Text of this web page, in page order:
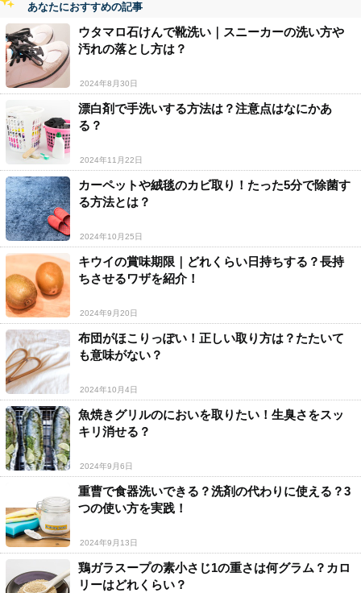
あなたにおすすめの記事
ウタマロ石けんで靴洗い｜スニーカーの洗い方や
汚れの落とし方は？
2024年8月30日
漂白剤で手洗いする方法は？注意点はなにかあ
る？
2024年11月22日
カーペットや絨毯のカビ取り！たった5分で除菌す
る方法とは？
2024年10月25日
キウイの賞味期限｜どれくらい日持ちする？長持
ちさせるワザを紹介！
2024年9月20日
布団がほこりっぽい！正しい取り方は？たたいて
も意味がない？
2024年10月4日
魚焼きグリルのにおいを取りたい！生臭さをスッ
キリ消せる？
2024年9月6日
重曹で食器洗いできる？洗剤の代わりに使える？3
つの使い方を実践！
2024年9月13日
鶏ガラスープの素小さじ1の重さは何グラム？カロ
リーはどれくらい？